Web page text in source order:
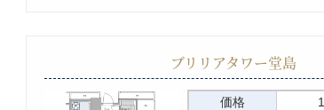
ブリリアタワー堂島
価格